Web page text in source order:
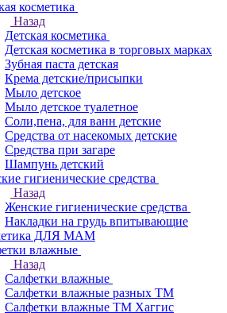
косметика
Назад
Детская косметика
Детская косметика в торговых марках
Зубная паста детская
Крема детские/присыпки
Мыло детское
Мыло детское туалетное
Соли,пена, для ванн детские
Средства от насекомых детские
Средства при загаре
Шампунь детский
гигиенические средства
Назад
Женские гигиенические средства
Накладки на грудь впитывающие
ДЛЯ МАМ
влажные
Назад
Салфетки влажные
Салфетки влажные разных ТМ
Салфетки влажные ТМ Хаггис